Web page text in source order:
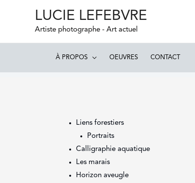
LUCIE LEFEBVRE
Artiste photographe - Art actuel
À PROPOS OEUVRES CONTACT
Liens forestiers
Portraits
Calligraphie aquatique
Les marais
Horizon aveugle